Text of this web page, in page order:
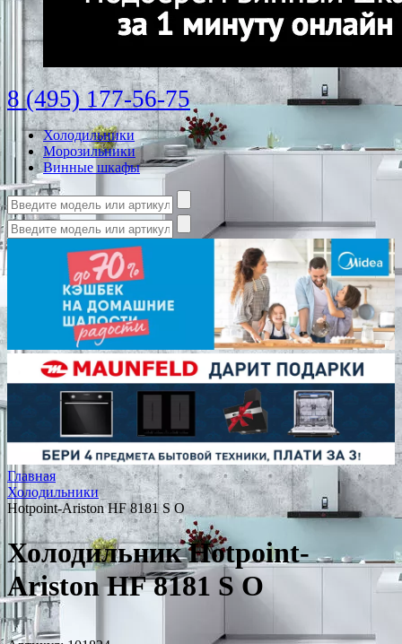
8 (495) 177-56-75
Холодильники
Морозильники
Винные шкафы
Главная
Холодильники
Hotpoint-Ariston HF 8181 S O
Холодильник Hotpoint-
Ariston HF 8181 S O